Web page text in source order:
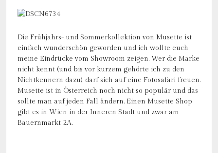
Die Frühjahrs- und Sommerkollektion von Musette ist
einfach wunderschön geworden und ich wollte euch
meine Eindrücke vom Showroom zeigen. Wer die Marke
nicht kennt (und bis vor kurzem gehörte ich zu den
Nichtkennern dazu), darf sich auf eine Fotosafari freuen.
Musette ist in Österreich noch nicht so populär und das
sollte man auf jeden Fall ändern. Einen Musette Shop
gibt es in Wien in der Inneren Stadt und zwar am
Bauernmarkt 2A.